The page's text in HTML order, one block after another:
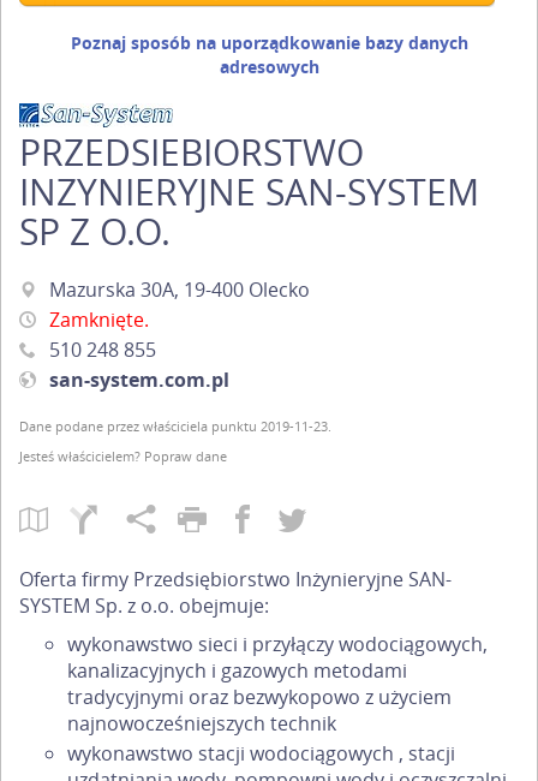
Poznaj sposób na uporządkowanie bazy danych
adresowych
PRZEDSIEBIORSTWO
INZYNIERYJNE SAN-SYSTEM
SP Z O.O.
Mazurska 30A, 19-400 Olecko
Zamknięte.
510 248 855
san-system.com.pl
Dane podane przez właściciela punktu 2019-11-23.
Jesteś właścicielem? Popraw dane
Oferta firmy Przedsiębiorstwo Inżynieryjne SAN-
SYSTEM Sp. z o.o. obejmuje:
wykonawstwo sieci i przyłączy wodociągowych,
kanalizacyjnych i gazowych metodami
tradycyjnymi oraz bezwykopowo z użyciem
najnowocześniejszych technik
wykonawstwo stacji wodociągowych , stacji